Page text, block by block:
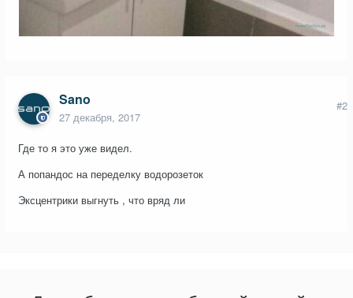
Sano
27 декабря, 2017
#2
Где то я это уже видел.
А попандос на переделку водорозеток
Эксцентрики выгнуть , что вряд ли